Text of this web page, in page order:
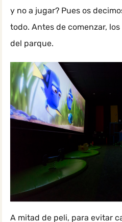
y no a jugar? Pues os
todo. Antes de comenzar,
del parque.
A mitad de peli, para evitar